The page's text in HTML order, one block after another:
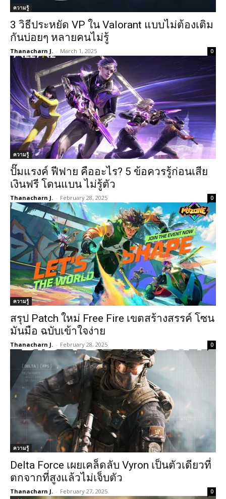
ความรู้
3 วิธีประหยัด VP ใน Valorant แบบไม่ต้องเติม
กันบ่อยๆ หลายคนไม่รู้
Thanacharn J. - March 1, 2025 0
ความรู้
ปั๊มแรงค์ ฟีฟาย คืออะไร? 5 ข้อควรรู้ก่อนเสีย
เงินฟรี โดนแบน ไม่รู้ตัว
Thanacharn J. - February 28, 2025 0
ความรู้
สรุป Patch ใหม่ Free Fire เขตสร้างสรรค์ โซน
มันมือ ฉบับเข้าใจง่าย
Thanacharn J. - February 28, 2025 0
ความรู้
Delta Force เผยเคล็ดลับ Vyron เป็นตัวเดียวที่
ตกจากที่สูงแล้วไม่เจ็บตัว
Thanacharn J. - February 27, 2025 0